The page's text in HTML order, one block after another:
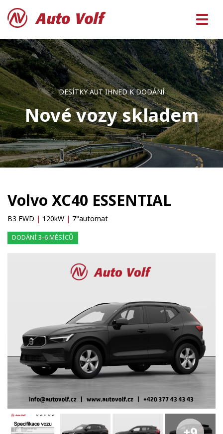
DESÍTKY AUT IHNED K DODÁNÍ
Nové vozy skladem
Volvo XC40 ESSENTIAL
B3 FWD | 120kW | 7°automat
DODÁNÍ 3-6 MĚSÍCŮ